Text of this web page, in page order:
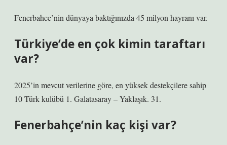
Fenerbahce’nin dünyaya baktığınızda 45 milyon hayranı var.
Türkiye’de en çok kimin taraftarı
var?
2025’in mevcut verilerine göre, en yüksek destekçilere sahip
10 Türk kulübü 1. Galatasaray – Yaklaşık. 31.
Fenerbahçe’nin kaç kişi var?